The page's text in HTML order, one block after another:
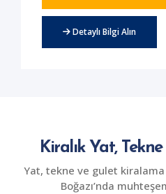
Muğla'da deniz turları
geçirebilirsiniz. Yat ile
keyfi yaşayabilirsiniz.
Detaylı Bilgi Alın
Kiralık Yat,
Yat, tekne ve gulet
Boğazı’nda